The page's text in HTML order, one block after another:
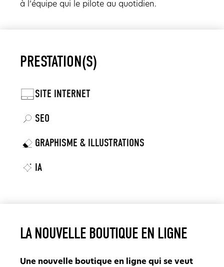
à l’équipe qui le pilote au quotidien.
PRESTATION(S)
SITE INTERNET
SEO
GRAPHISME & ILLUSTRATIONS
IA
LA NOUVELLE BOUTIQUE EN LIGNE
Une nouvelle boutique en ligne qui se veut